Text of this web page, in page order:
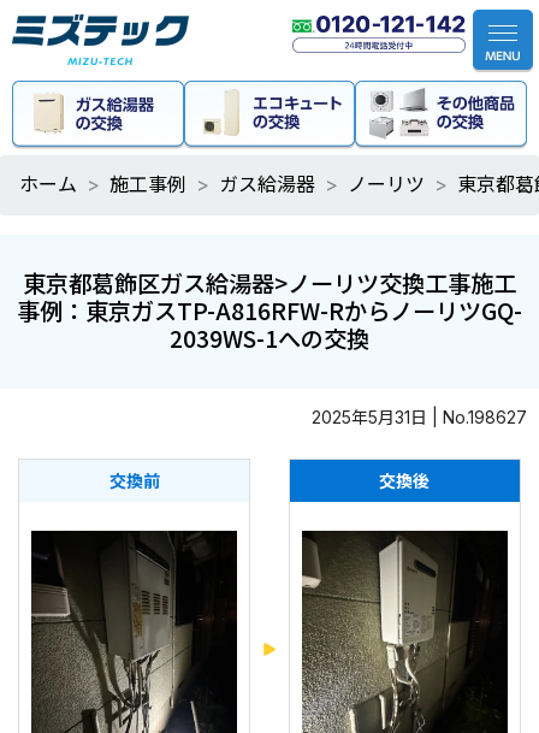
ホーム 施工事例 ガス給湯器 ノーリツ 東京都
東京都葛飾区ガス給湯器>ノーリツ交換工事施工
事例：東京ガスTP-A816RFW-RからノーリツGQ-
2039WS-1への交換
2025年5月31日 | No.198627
交換前 交換後